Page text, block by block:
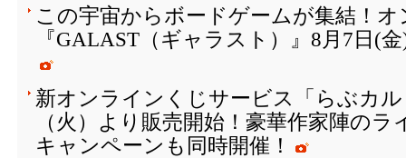
この宇宙からボードゲームが集結！
『GALAST（ギャラスト）』8月7日(
新オンラインくじサービス「らぶカ
（火）より販売開始！豪華作家陣の
キャンペーンも同時開催！